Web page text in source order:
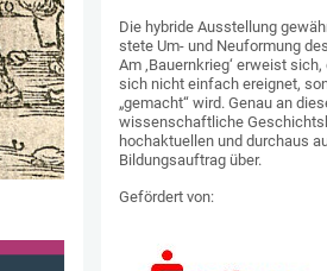
Die hybride Ausstellung
stete Um- und Neuformung
Am ‚Bauernkrieg‘ erweist
sich nicht einfach ereignet,
„gemacht“ wird. Genau an
wissenschaftliche
hochaktuellen und durchaus
Bildungsauftrag über.
Gefördert von: